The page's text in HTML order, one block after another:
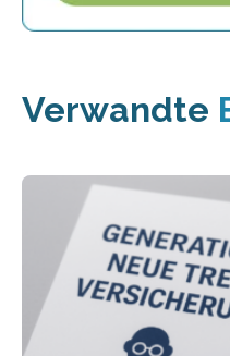
Verwandte